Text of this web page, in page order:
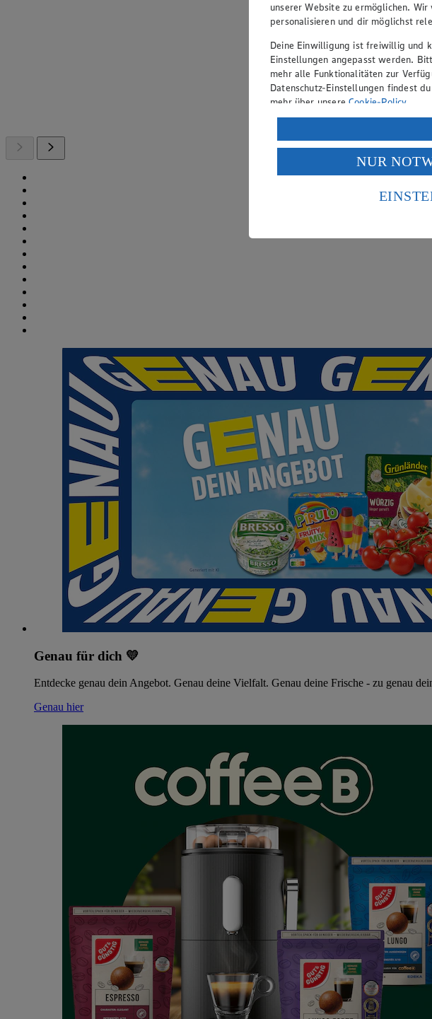
Genau für dich 💛
Entdecke genau dein Angebot. Genau deine Vielfalt. Genau deine Frische - zu genau
Genau hier
unserer Website zu ermöglichen.
personalisieren und dir möglichst
Deine Einwilligung ist freiwillig und
Einstellungen angepasst werden.
mehr alle Funktionalitäten zur
Datenschutz-Einstellungen findest
mehr über unsereCookie-Policy.
Verarbeitung deiner
Wenn du auf „Aktivieren“ klickst,
ein, dass deine Daten in den USA
einem nach europäischen
Risiko eines Zugriffs durch US-
NUR